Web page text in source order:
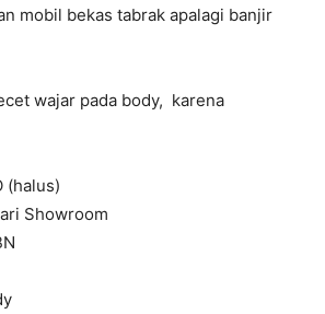
mobil bekas tabrak apalagi banjir
wajar pada body, karena
(halus)
Showroom